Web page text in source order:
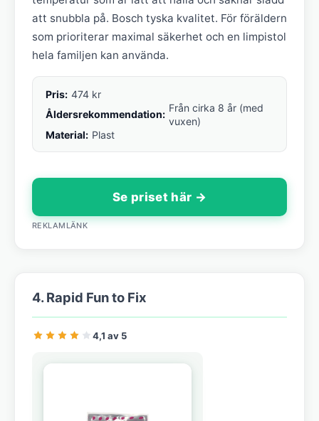
att snubbla på. Bosch tyska kvalitet. För föräldern
som prioriterar maximal säkerhet och en limpistol
hela familjen kan använda.
Pris: 474 kr
Åldersrekommendation:
Från cirka 8 år (med
vuxen)
Material: Plast
Se priset här →
REKLAMLÄNK
4. Rapid Fun to Fix
4,1 av 5